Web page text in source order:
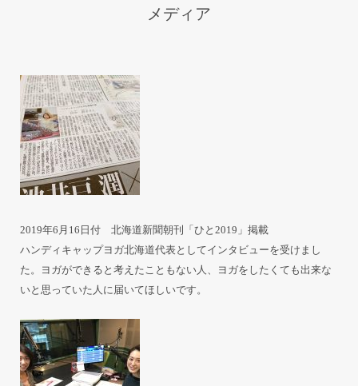
メディア
2019年6月16日付 北海道新聞朝刊「ひと2019」掲載
ハンディキャップヨガ北海道代表としてインタビューを受けまし
た。ヨガができると考えたこともない人、ヨガをしたくても出来な
いと思っていた人に届いてほしいです。